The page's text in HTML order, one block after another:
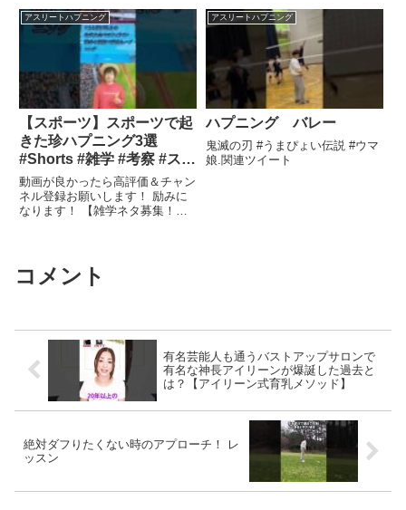
アスリートハプニング
【スポーツ】スポーツで起
きた珍ハプニング3選
#Shorts #雑学 #考察 #スポ
ーツ #ハプニング
動画が良かったら高評価＆チャン
ネル登録お願いします！ 励みに
なります！ 【雑学ネタ募集！】
アスリートハプニング
ハプニング バレー
鬼滅の刃 #うまぴょい伝説 #ウマ
娘.関連ツイート
コメント
有名芸能人も通うバストアップサロンで
有名な神長アイリーンが爆誕した過去と
は？【アイリーン式育乳メソッド】
絶対ダフりたくない時のアプローチ！ レ
ッスン